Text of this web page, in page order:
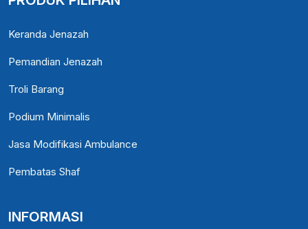
Keranda Jenazah
Pemandian Jenazah
Troli Barang
Podium Minimalis
Jasa Modifikasi Ambulance
Pembatas Shaf
INFORMASI